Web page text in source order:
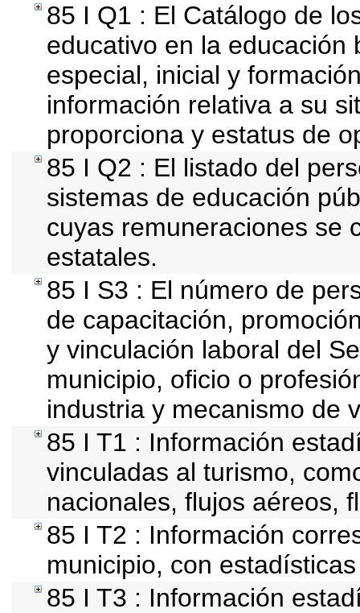
85 I Q1 : El Catálogo de
educativo en la educación
especial, inicial y
información relativa a su
proporciona y estatus de
85 I Q2 : El listado del
sistemas de educación
cuyas remuneraciones se
estatales.
85 I S3 : El número de
de capacitación,
y vinculación laboral del
municipio, oficio o
industria y mecanismo de
85 I T1 : Información
vinculadas al turismo,
nacionales, flujos aéreos,
85 I T2 : Información
municipio, con
85 I T3 : Información